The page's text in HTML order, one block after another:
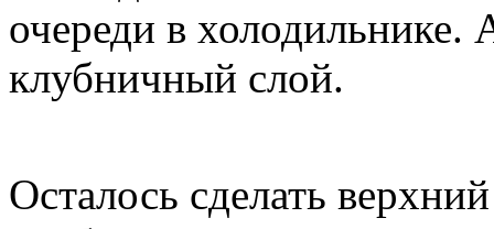
очереди в
клубничный слой.
Осталось сделать